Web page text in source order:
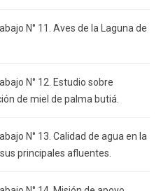
N° 11. Aves de la Laguna de
N° 12. Estudio sobre
de miel de palma butiá.
N° 13. Calidad de agua en la
principales afluentes.